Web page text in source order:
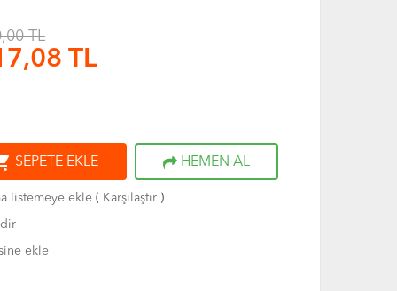
TL
TL
SEPETE EKLE HEMEN AL
listemeye ekle( Karşılaştır)
ekle